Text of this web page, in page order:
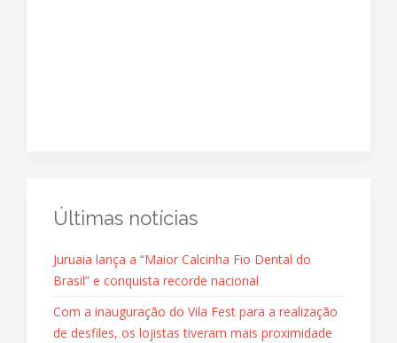
Últimas notícias
Juruaia lança a “Maior Calcinha Fio Dental do
Brasil” e conquista recorde nacional
Com a inauguração do Vila Fest para a realização
de desfiles, os lojistas tiveram mais proximidade